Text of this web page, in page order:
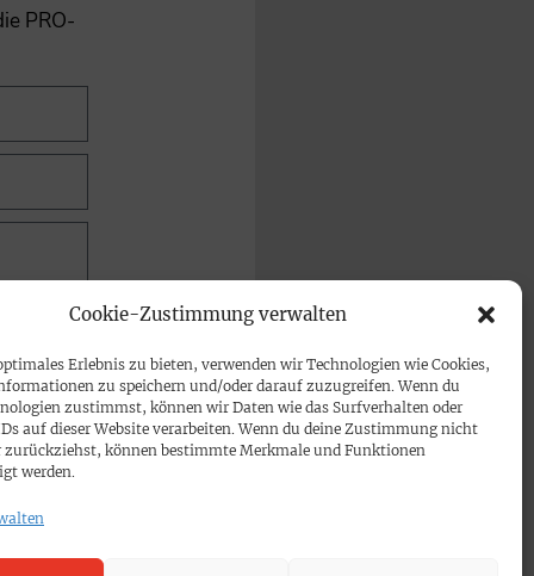
Cookie-Zustimmung verwalten
Erlebnis zu bieten, verwenden wir Technologien wie Cookies,
zu speichern und/oder darauf zuzugreifen. Wenn du
zustimmst, können wir Daten wie das Surfverhalten oder
auf dieser Website verarbeiten. Wenn du deine Zustimmung nicht
zurückziehst, können bestimmte Merkmale und Funktionen
werden.
PRO-